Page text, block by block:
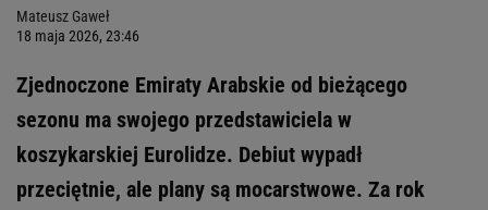
Mateusz Gaweł
18 maja 2026, 23:46
Zjednoczone Emiraty Arabskie od bieżącego
sezonu ma swojego przedstawiciela w
koszykarskiej Eurolidze. Debiut wypadł
przeciętnie, ale plany są mocarstwowe. Za rok